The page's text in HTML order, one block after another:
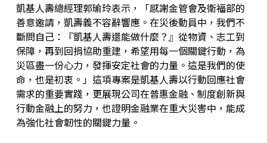
凱基人壽總經理郭瑜玲表示，「感謝金管會及衛福部的
善意邀請，凱壽義不容辭響應。在災後動員中，我們不
斷問自己：『凱基人壽還能做什麼？』從物資、志工到
保障，再到回捐協助重建，希望用每一個關鍵行動，為
災區盡一份心力，發揮安定社會的力量。這是我們的使
命，也是初衷。」這項專案是凱基人壽以行動回應社會
需求的重要實踐，更展現公司在普惠金融、制度創新與
行動金融上的努力，也證明金融業在重大災害中，能成
為強化社會韌性的關鍵力量。